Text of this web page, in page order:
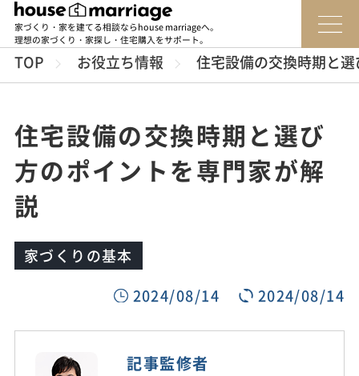
家づくり・家を建てる相談ならhouse marriageへ。
理想の家づくり・家探し・住宅購入をサポート。
TOP お役立ち情報 住宅設備の交換時期と
住宅設備の交換時期と選び
方のポイントを専門家が解
説
家づくりの基本
2024/08/14
2024/08/14
記事監修者